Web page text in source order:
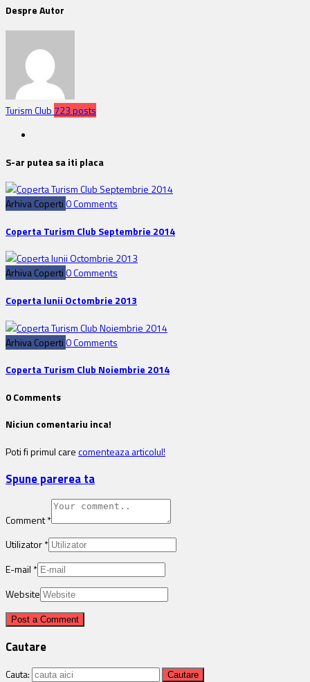
Despre Autor
Turism Club 723 posts
S-ar putea sa iti placa
Arhiva Coperti0 Comments
Coperta Turism Club Septembrie 2014
Arhiva Coperti0 Comments
Coperta lunii Octombrie 2013
Arhiva Coperti0 Comments
Coperta Turism Club Noiembrie 2014
0 Comments
Niciun comentariu inca!
Poti fi primul carecomenteaza articolul!
Spune parerea ta
Comment*
Utilizator*
E-mail *
Website
Cautare
Cauta: